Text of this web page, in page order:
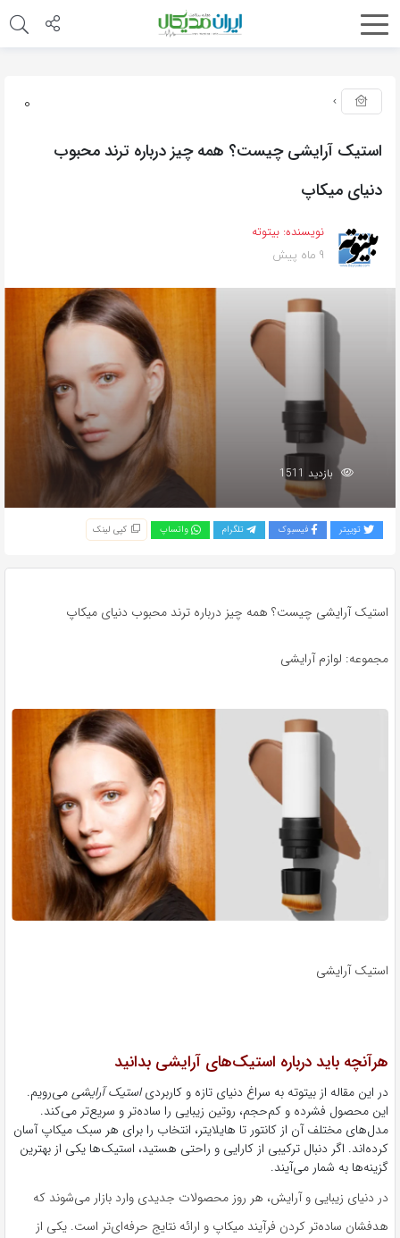
0
استیک آرایشی چیست؟ همه چیز درباره ترند محبوب
دنیای میکاپ
نویسنده: بیتوته
9 ماه پیش
بازدید 1511
توییتر فیسبوک تلگرام واتساپ کپی لینک
استیک آرایشی چیست؟ همه چیز درباره ترند محبوب دنیای میکاپ
مجموعه: لوازم آرایشی
استیک آرایشی
هرآنچه باید درباره استیک‌های آرایشی بدانید
در این مقاله از بیتوته به سراغ دنیای تازه و کاربردیاستیک آرایشیمی‌رویم.
این محصول فشرده و کم‌حجم، روتین زیبایی را ساده‌تر و سریع‌تر می‌کند.
مدل‌های مختلف آن از کانتور تا هایلایتر، انتخاب را برای هر سبک میکاپ آسان
کرده‌اند. اگر دنبال ترکیبی از کارایی و راحتی هستید، استیک‌ها یکی از بهترین
گزینه‌ها به شمار می‌آیند.
در دنیای زیبایی و آرایش، هر روز محصولات جدیدی وارد بازار می‌شوند که
هدفشان ساده‌تر کردن فرآیند میکاپ و ارائه نتایج حرفه‌ای‌تر است. یکی از